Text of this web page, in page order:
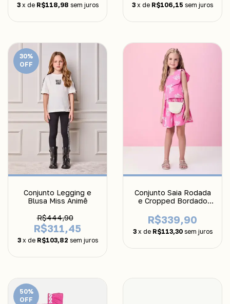
3 x de R$118,98 sem juros 3 x de R$106,15 sem juros
30%
OFF
Conjunto Legging e
Blusa Miss Animê
R$444,90
R$311,45
3 x de R$103,82 sem juros
Conjunto Saia Rodada
e Cropped Bordado
R$339,90
3 x de R$113,30 sem juros
50%
OFF